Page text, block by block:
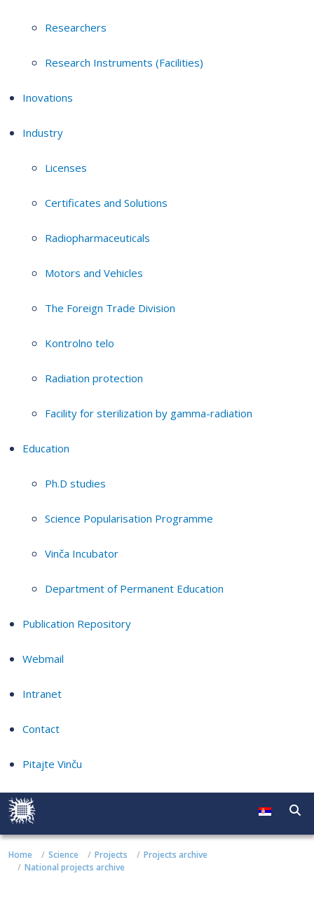
Researchers
Research Instruments (Facilities)
Inovations
Industry
Licenses
Certificates and Solutions
Radiopharmaceuticals
Motors and Vehicles
The Foreign Trade Division
Kontrolno telo
Radiation protection
Facility for sterilization by gamma-radiation
Education
Ph.D studies
Science Popularisation Programme
Vinča Incubator
Department of Permanent Education
Publication Repository
Webmail
Intranet
Contact
Pitajte Vinču
Home Science Projects
Projects archive
National projects archive